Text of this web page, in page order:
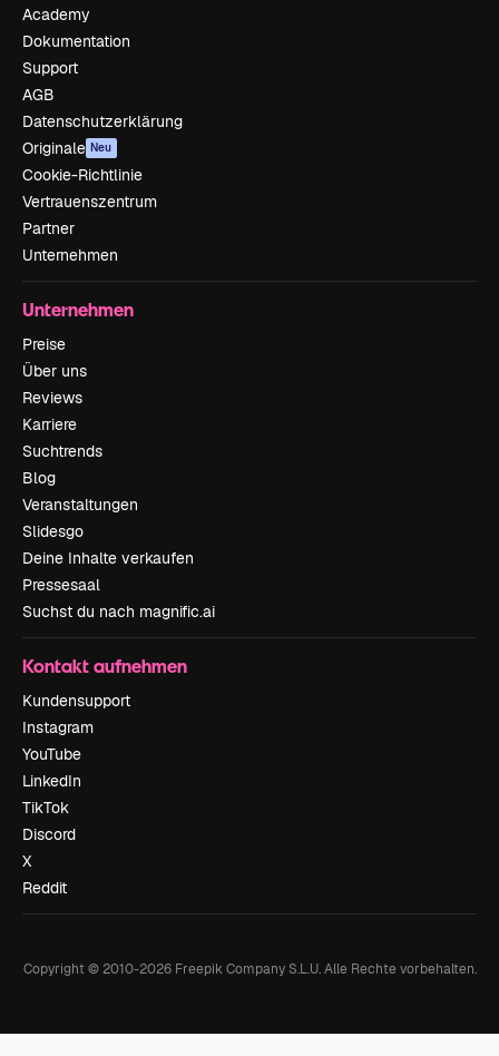
Academy
Dokumentation
Support
AGB
Datenschutzerklärung
Originale Neu
Cookie-Richtlinie
Vertrauenszentrum
Partner
Unternehmen
Unternehmen
Preise
Über uns
Reviews
Karriere
Suchtrends
Blog
Veranstaltungen
Slidesgo
Deine Inhalte verkaufen
Pressesaal
Suchst du nach magnific.ai
Kontakt aufnehmen
Kundensupport
Instagram
YouTube
LinkedIn
TikTok
Discord
X
Reddit
Copyright © 2010-2026Freepik Company S.L.U. Alle Rechte vorbehalten.